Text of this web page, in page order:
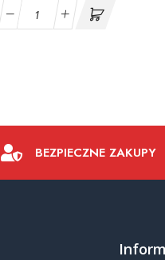
BEZPIECZNE ZAKUPY